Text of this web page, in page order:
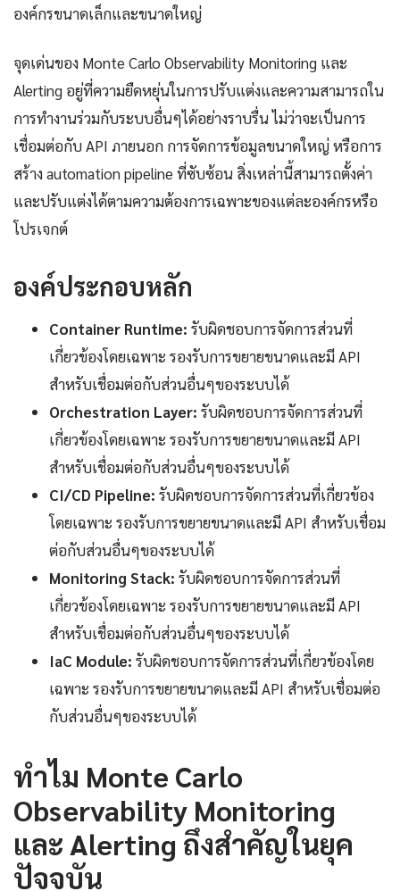
องค์กรขนาดเล็กและขนาดใหญ่
จุดเด่นของ Monte Carlo Observability Monitoring และ
Alerting อยู่ที่ความยืดหยุ่นในการปรับแต่งและความสามารถใน
การทำงานร่วมกับระบบอื่นๆได้อย่างราบรื่น ไม่ว่าจะเป็นการ
เชื่อมต่อกับ API ภายนอก การจัดการข้อมูลขนาดใหญ่ หรือการ
สร้าง automation pipeline ที่ซับซ้อน สิ่งเหล่านี้สามารถตั้งค่า
และปรับแต่งได้ตามความต้องการเฉพาะของแต่ละองค์กรหรือ
โปรเจกต์
องค์ประกอบหลัก
Container Runtime: รับผิดชอบการจัดการส่วนที่
เกี่ยวข้องโดยเฉพาะ รองรับการขยายขนาดและมี API
สำหรับเชื่อมต่อกับส่วนอื่นๆของระบบได้
Orchestration Layer: รับผิดชอบการจัดการส่วนที่
เกี่ยวข้องโดยเฉพาะ รองรับการขยายขนาดและมี API
สำหรับเชื่อมต่อกับส่วนอื่นๆของระบบได้
CI/CD Pipeline: รับผิดชอบการจัดการส่วนที่เกี่ยวข้อง
โดยเฉพาะ รองรับการขยายขนาดและมี API สำหรับเชื่อม
ต่อกับส่วนอื่นๆของระบบได้
Monitoring Stack: รับผิดชอบการจัดการส่วนที่
เกี่ยวข้องโดยเฉพาะ รองรับการขยายขนาดและมี API
สำหรับเชื่อมต่อกับส่วนอื่นๆของระบบได้
IaC Module: รับผิดชอบการจัดการส่วนที่เกี่ยวข้องโดย
เฉพาะ รองรับการขยายขนาดและมี API สำหรับเชื่อมต่อ
กับส่วนอื่นๆของระบบได้
ทำไม Monte Carlo
Observability Monitoring
และ Alerting ถึงสำคัญในยุค
ปัจจุบัน